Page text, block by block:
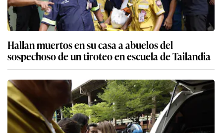
Hallan muertos en su casa a abuelos del
sospechoso de un tiroteo en escuela de Tailandia